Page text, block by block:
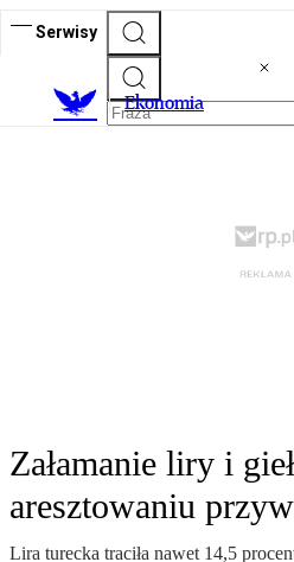
Serwisy
Ekonomia
Załamanie liry i
aresztowaniu
Lira turecka traciła nawet 14,5